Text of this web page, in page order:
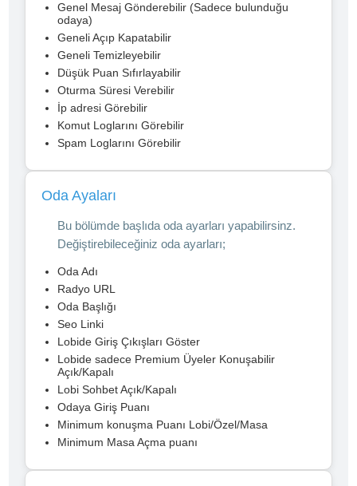
Genel Mesaj Gönderebilir (Sadece bulunduğu
odaya)
Geneli Açıp Kapatabilir
Geneli Temizleyebilir
Düşük Puan Sıfırlayabilir
Oturma Süresi Verebilir
İp adresi Görebilir
Komut Loglarını Görebilir
Spam Loglarını Görebilir
Oda Ayaları
Bu bölümde başlıda oda ayarları yapabilirsinz.
Değiştirebileceğiniz oda ayarları;
Oda Adı
Radyo URL
Oda Başlığı
Seo Linki
Lobide Giriş Çıkışları Göster
Lobide sadece Premium Üyeler Konuşabilir
Açık/Kapalı
Lobi Sohbet Açık/Kapalı
Odaya Giriş Puanı
Minimum konuşma Puanı Lobi/Özel/Masa
Minimum Masa Açma puanı